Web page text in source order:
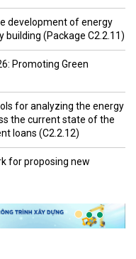
development of energy
(Package C2.2.11)
Promoting Green
for analyzing the energy
the current state of the
loans (C2.2.12)
for proposing new